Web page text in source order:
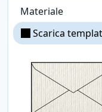
Materiale
Scarica
Carta naturale
FSC.
parallele.